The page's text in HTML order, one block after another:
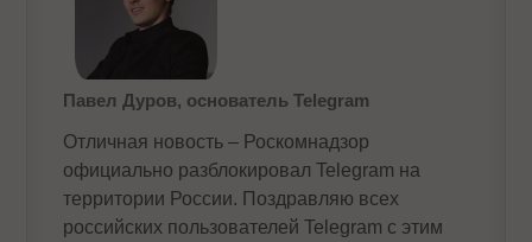
Павел Дуров, основатель Telegram
Отличная новость – Роскомнадзор
официально разблокировал Telegram на
территории России. Поздравляю всех
российских пользователей Telegram с этим